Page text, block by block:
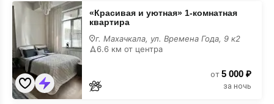
«Красивая
и
уютная»
1-
комнатная
квартира
недорого
«Красивая и уютная» 1-комнатная
квартира
г. Махачкала, ул. Времена Года, 9 к2
6.6 км от центра
от 5 000 ₽
за ночь